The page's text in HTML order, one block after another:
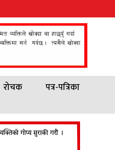
रोचक पत्र-पत्रिका